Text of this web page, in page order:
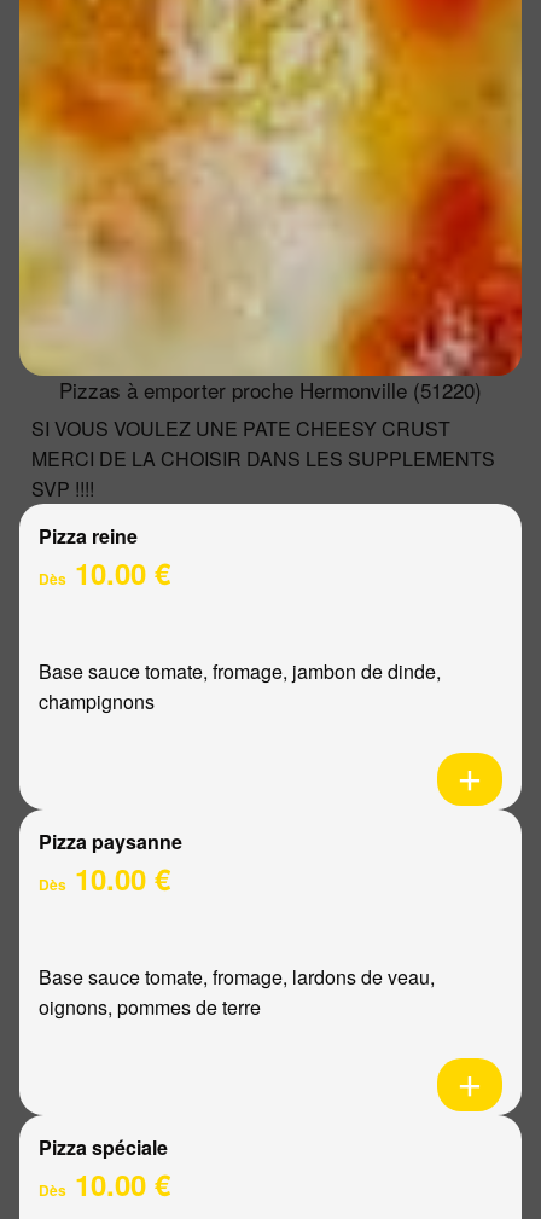
Pizzas à emporter proche Hermonville (51220)
SI VOUS VOULEZ UNE PATE CHEESY CRUST
MERCI DE LA CHOISIR DANS LES SUPPLEMENTS
SVP !!!!
Pizza reine
Dès 10.00 €
Base sauce tomate, fromage, jambon de dinde,
champignons
Pizza paysanne
Dès 10.00 €
Base sauce tomate, fromage, lardons de veau,
oignons, pommes de terre
Pizza spéciale
Dès 10.00 €